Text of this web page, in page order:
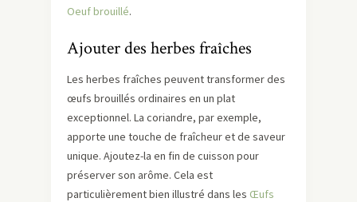
Oeuf brouillé.
Ajouter des herbes fraîches
Les herbes fraîches peuvent transformer des
œufs brouillés ordinaires en un plat
exceptionnel. La coriandre, par exemple,
apporte une touche de fraîcheur et de saveur
unique. Ajoutez-la en fin de cuisson pour
préserver son arôme. Cela est
particulièrement bien illustré dans les Œufs